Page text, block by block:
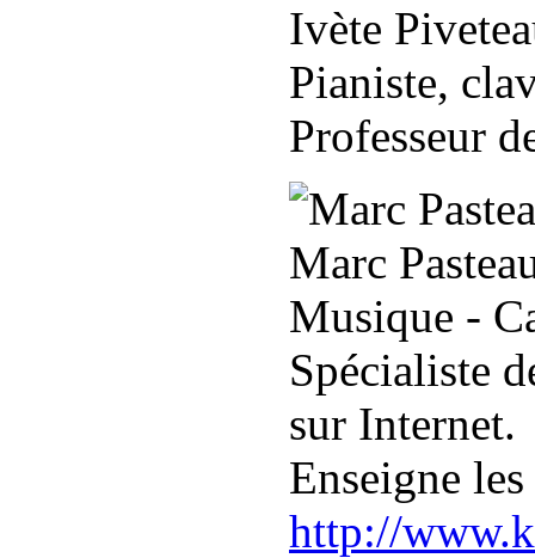
Ivète
Pianiste,
Professeur
Marc
Musique -
Spécialiste
sur Internet.
Enseigne
http://